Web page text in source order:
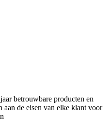
betrouwbare producten en
aan de eisen van elke klant voor